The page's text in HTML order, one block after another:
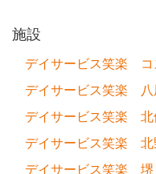
施設
デイサービス笑楽 コ
デイサービス笑楽 八
デイサービス笑楽 北
デイサービス笑楽 北
デイサービス笑楽 堺